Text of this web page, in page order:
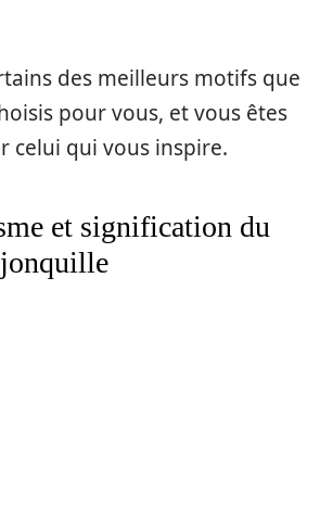
des meilleurs motifs que
pour vous, et vous êtes
celui qui vous inspire.
et signification du